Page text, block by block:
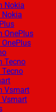
Nokia
OnePlus
Tecno
Vsmart
Vsmart